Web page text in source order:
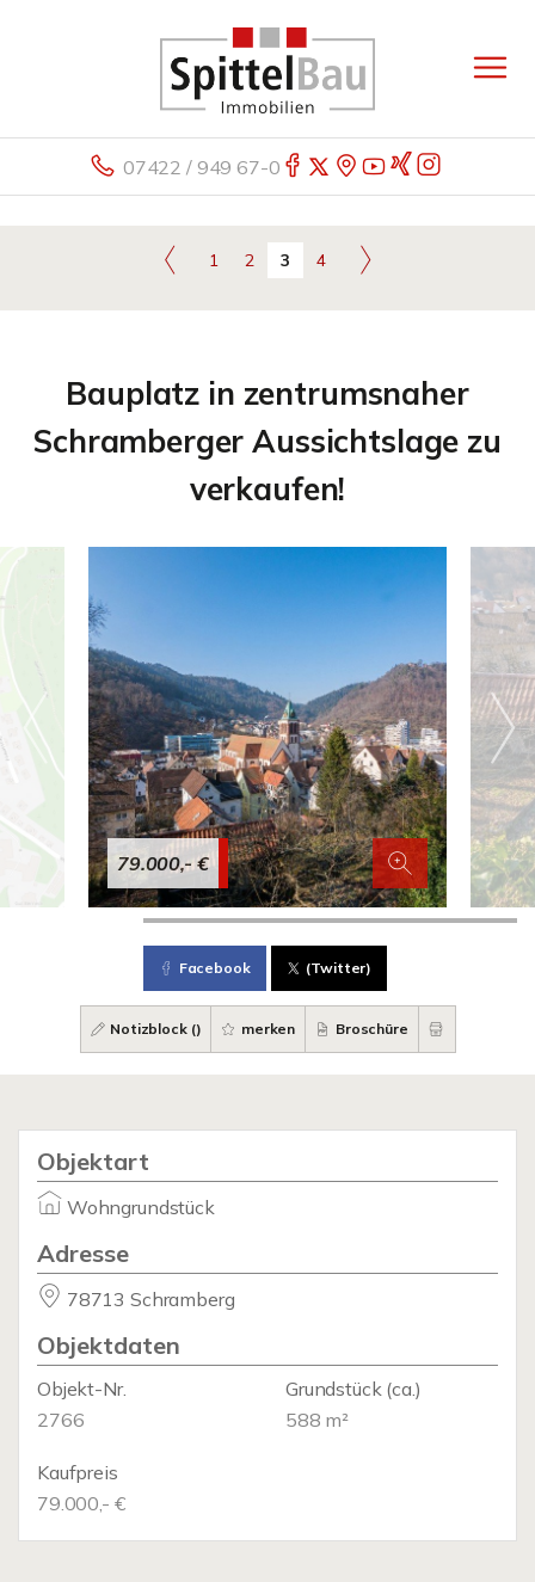
07422 / 949 67-0
1 2 3 4
Bauplatz in zentrumsnaher
Schramberger Aussichtslage zu
verkaufen!
79.000,- €
Facebook (Twitter)
Notizblock () merken Broschüre
Objektart
Wohngrundstück
Adresse
78713 Schramberg
Objektdaten
Objekt-Nr.
2766
Grundstück(ca.)
588 m²
Kaufpreis
79.000,- €